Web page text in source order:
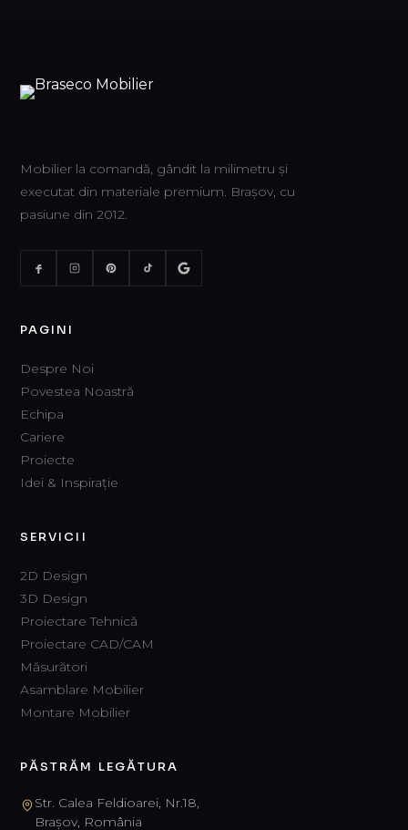
Mobilier la comandă, gândit la milimetru și
executat din materiale premium. Brașov, cu
pasiune din 2012.
PAGINI
Despre Noi
Povestea Noastră
Echipa
Cariere
Proiecte
Idei & Inspirație
SERVICII
2D Design
3D Design
Proiectare Tehnică
Proiectare CAD/CAM
Măsurători
Asamblare Mobilier
Montare Mobilier
PĂSTRĂM LEGĂTURA
Str. Calea Feldioarei, Nr.18,
Brașov, România